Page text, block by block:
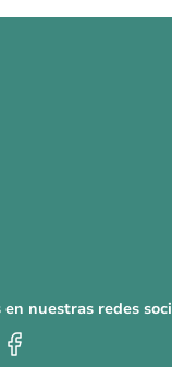
en nuestras redes